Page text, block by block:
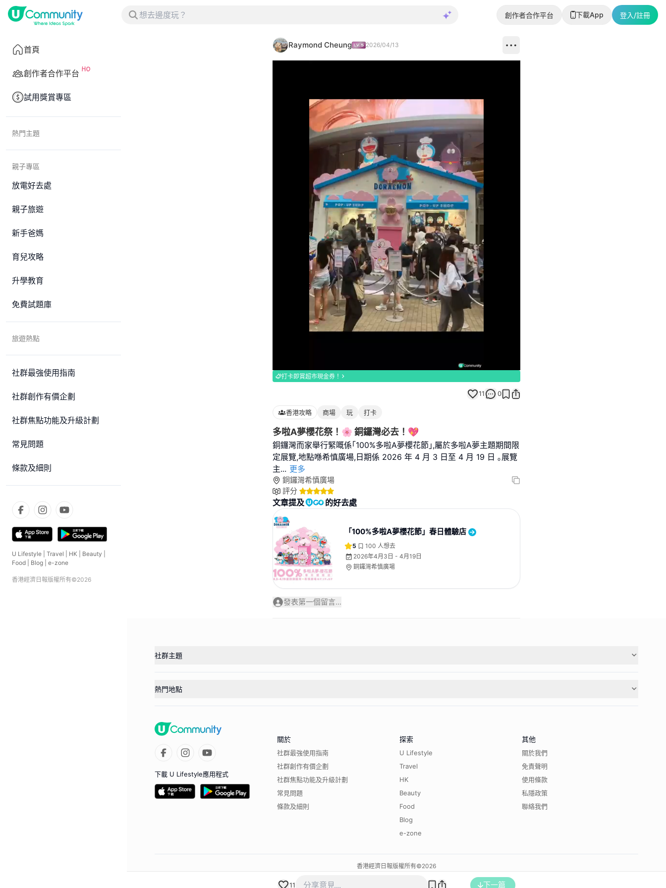
創作者合作平台 下載App 登入/註冊
首頁
創作者合作平台
試用獎賞專區
熱門主題
親子專區
放電好去處
親子旅遊
新手爸媽
育兒攻略
升學教育
免費試題庫
旅遊熱點
社群最強使用指南
社群創作有價企劃
社群焦點功能及升級計劃
常見問題
條款及細則
U Lifestyle Travel HK Beauty
Food
Blog e-zone
香港經濟日報版權所有©2026
Raymond Cheung 2026/04/13
98.63%
打卡即賞超市現金券！
11 0
香港攻略 商場 玩 打卡
多啦A夢櫻花祭！🌸 銅鑼灣必去！💖
銅鑼灣而家舉行緊嘅係｢100%多啦A夢櫻花節｣,屬於多啦A夢主題期間限
定展覽,地點喺希慎廣場,日期係 2026 年 4 月 3 日至 4 月 19 日 ｡展覽
主... 更多
銅鑼灣希慎廣場
評分
文章提及 的好去處
「100%多啦A夢櫻花節」春日體驗店
5 100 人想去
2026年4月3日 - 4月19日
銅鑼灣希慎廣場
發表第一個留言...
11 下一篇
社群主題
熱門地點
下載 U Lifestyle應用程式
關於
社群最強使用指南
社群創作有價企劃
社群焦點功能及升級計劃
常見問題
條款及細則
探索
U Lifestyle
Travel
HK
Beauty
Food
Blog
e-zone
其他
關於我們
免責聲明
使用條款
私隱政策
聯絡我們
香港經濟日報版權所有©2026